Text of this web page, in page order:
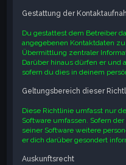
Gestattung der
Du gestattest dem Betreiber
angegebenen Kontaktdaten
Übermittlung zentraler
Darüber hinaus dürfen er und
sofern du dies in deinem
Geltungsbereich dieser
Diese Richtlinie umfasst nur
Software umfassen. Sofern
seiner Software weitere
er dich darüber gesondert
Auskunftsrecht